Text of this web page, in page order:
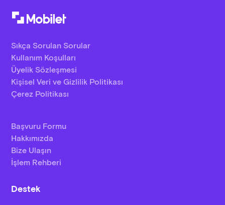
Sıkça Sorulan Sorular
Kullanım Koşulları
Üyelik Sözleşmesi
Kişisel Veri ve Gizlilik Politikası
Çerez Politikası
Başvuru Formu
Hakkımızda
Bize Ulaşın
İşlem Rehberi
Destek